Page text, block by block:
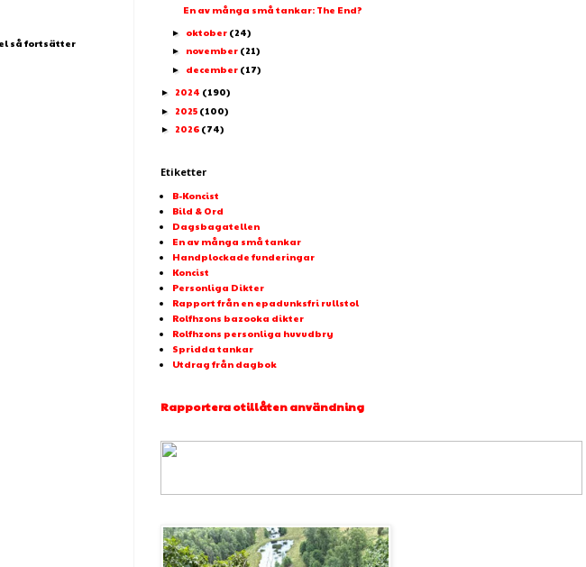
så fortsätter
En av många små tankar: The End?
► oktober (24)
► november (21)
► december (17)
► 2024 (190)
► 2025 (100)
► 2026 (74)
Etiketter
B-Koncist
Bild & Ord
Dagsbagatellen
En av många små tankar
Handplockade funderingar
Koncist
Personliga Dikter
Rapport från en epadunksfri rullstol
Rolfhzons bazooka dikter
Rolfhzons personliga huvudbry
Spridda tankar
Utdrag från dagbok
Rapportera otillåten användning